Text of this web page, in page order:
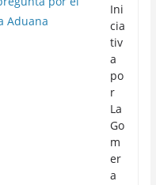
Ini
cia
tiv
a
po
r
La
Go
m
er
a